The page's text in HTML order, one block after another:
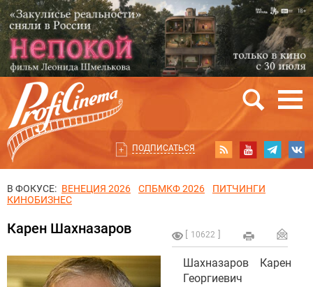
ПОДПИСАТЬСЯ
В ФОКУСЕ: ВЕНЕЦИЯ 2026 СПБМКФ 2026
ПИТЧИНГИ
КИНОБИЗНЕС
10622
Карен Шахназаров
Шахназаров Карен
Георгиевич